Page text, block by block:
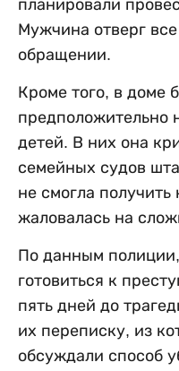
планировали
Мужчина отверг
обращении.
Кроме того, в доме
предположительно
детей. В них она
семейных судов
не смогла
жаловалась на
По данным
готовиться к
пять дней до
их переписку, из
обсуждали способ